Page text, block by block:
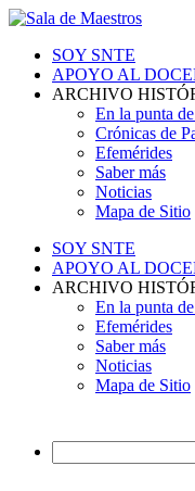
SOY SNTE
APOYO AL
ARCHIVO
En la punta
Crónicas de
Efemérides
Saber más
Noticias
Mapa de Sitio
SOY SNTE
APOYO AL
ARCHIVO
En la punta
Efemérides
Saber más
Noticias
Mapa de Sitio